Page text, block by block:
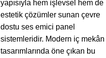
yapısıyla hem işlevsel hem de
estetik çözümler sunan çevre
dostu ses emici panel
sistemleridir. Modern iç mekân
tasarımlarında öne çıkan bu